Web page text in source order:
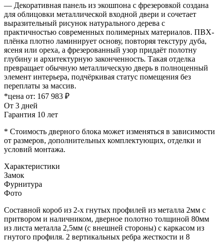
— Декоративная панель из экошпона с фрезеровкой создана
для облицовки металлической входной двери и сочетает
выразительный рисунок натурального дерева с
практичностью современных полимерных материалов. ПВХ-
плёнка плотно ламинирует основу, повторяя текстуру дуба,
ясеня или ореха, а фрезерованный узор придаёт полотну
глубину и архитектурную законченность. Такая отделка
превращает обычную металлическую дверь в полноценный
элемент интерьера, подчёркивая статус помещения без
переплаты за массив.
*цена от: 167 983 ₽
От 3 дней
Гарантия 10 лет
* Стоимость дверного блока может изменяться в зависимости
от размеров, дополнительных комплектующих, отделки и
условий монтажа.
Характеристики
Замок
Фурнитура
Фото
Составной короб из 2-х гнутых профилей из металла 2мм с
притвором и наличником, дверное полотно толщиной 80мм
из листа металла 2,5мм (с внешней стороны) c каркасом из
гнутого профиля. 2 вертикальных ребра жесткости и 8